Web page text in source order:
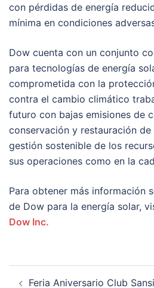
con pérdidas de energía
mínima en condiciones
Dow cuenta con un conjunto
para tecnologías de energía
comprometida con la
contra el cambio climático
futuro con bajas emisiones de
conservación y restauración
gestión sostenible de los
sus operaciones como en la
Para obtener más información
de Dow para la energía solar,
Dow Inc.
Feria Aniversario Club